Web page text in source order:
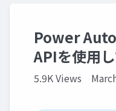
Power
APIを使用
5.9K Views